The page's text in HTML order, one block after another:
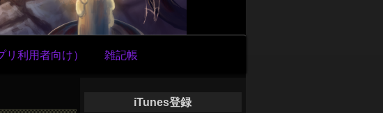
利用者向け） 雑記帳
iTunes登録